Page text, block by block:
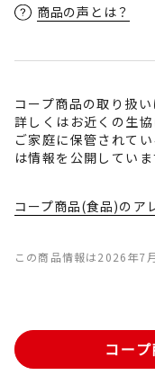
商品の声とは？
コープ商品の取り扱
詳しくはお近くの生協
ご家庭に保管されて
は情報を公開していま
コープ商品(食品)のア
この商品情報は2026年7
コー